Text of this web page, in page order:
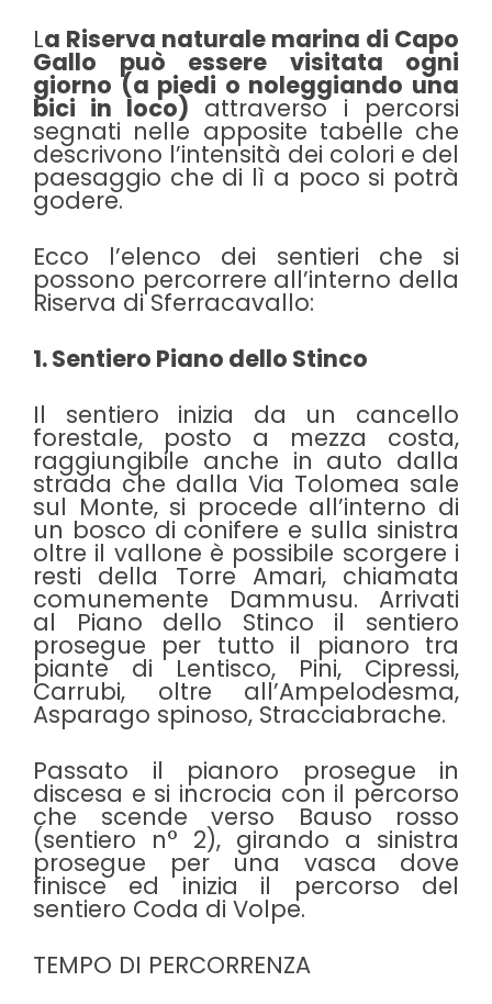
La Riserva naturale marina di Capo
Gallo può essere visitata ogni
giorno (a piedi o noleggiando una
bici in loco) attraverso i percorsi
segnati nelle apposite tabelle che
descrivono l’intensità dei colori e del
paesaggio che di lì a poco si potrà
godere.
Ecco l’elenco dei sentieri che si
possono percorrere all’interno della
Riserva di Sferracavallo:
1. Sentiero Piano dello Stinco
Il sentiero inizia da un cancello
forestale, posto a mezza costa,
raggiungibile anche in auto dalla
strada che dalla Via Tolomea sale
sul Monte, si procede all’interno di
un bosco di conifere e sulla sinistra
oltre il vallone è possibile scorgere i
resti della Torre Amari, chiamata
comunemente Dammusu. Arrivati
al Piano dello Stinco il sentiero
prosegue per tutto il pianoro tra
piante di Lentisco, Pini, Cipressi,
Carrubi, oltre all’Ampelodesma,
Asparago spinoso, Stracciabrache.
Passato il pianoro prosegue in
discesa e si incrocia con il percorso
che scende verso Bauso rosso
(sentiero n° 2), girando a sinistra
prosegue per una vasca dove
finisce ed inizia il percorso del
sentiero Coda di Volpe.
TEMPO DI PERCORRENZA